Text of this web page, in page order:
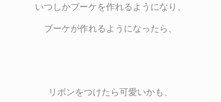
いつしかブーケを作れるようになり、
ブーケが作れるようになったら、
リボンをつけたら可愛いかも、